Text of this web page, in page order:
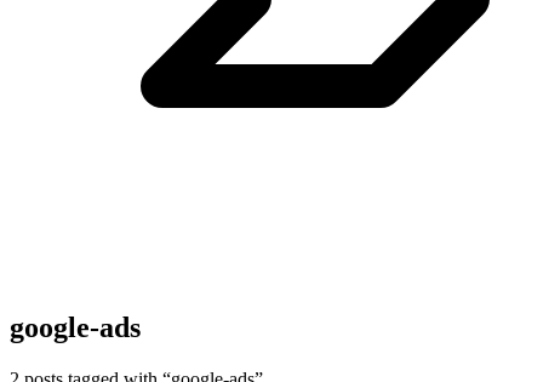
google-ads